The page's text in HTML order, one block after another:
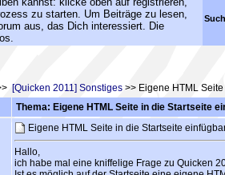
zu starten. Um Beiträge zu lesen,
aus, das Dich interessiert. Die
[Quicken 2011] Sonstiges >> Eigene HTML
Thema: Eigene HTML Seite in die Startseite
Eigene HTML Seite in die Startseite
Hallo,
ich habe mal eine kniffelige Frage zu Quicken